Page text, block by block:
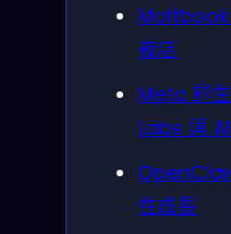
Moltbook
夜店
Meta 的
Labs 與
性成長